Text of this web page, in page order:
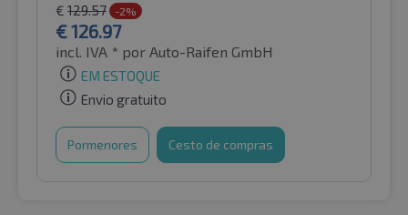
€ 129.57 -2%
€126.97
incl. IVA * por Auto-Raifen GmbH
EM ESTOQUE
Envio gratuito
Pormenores Cesto de compras